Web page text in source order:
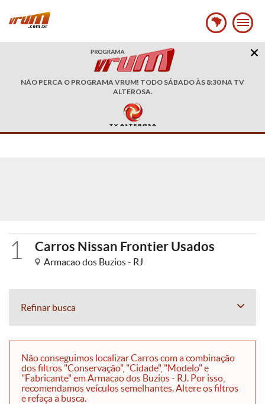
NÃO PERCA O PROGRAMA VRUM! TODO SÁBADO ÀS 8:30 NA TV
ALTEROSA.
1 Carros Nissan Frontier Usados
Armacao dos Buzios - RJ
Refinar busca
Não conseguimos localizar Carros com a combinação
dos filtros "Conservação", "Cidade", "Modelo" e
"Fabricante" em Armacao dos Buzios - RJ. Por isso,
recomendamos veículos semelhantes. Altere os filtros
e refaça a busca.